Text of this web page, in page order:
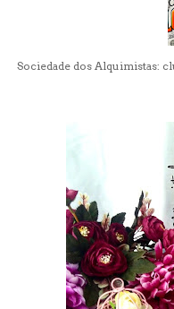
Sociedade dos Alquimistas: